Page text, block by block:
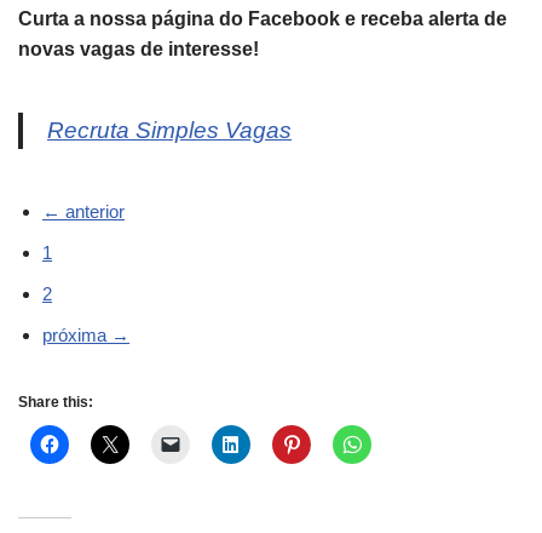
Curta a nossa página do Facebook e receba alerta de
novas vagas de interesse!
Recruta Simples Vagas
← anterior
1
2
próxima →
Share this: